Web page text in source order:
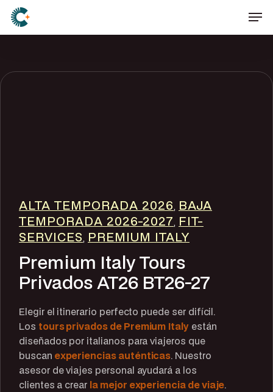
Skip
main
ALTA TEMPORADA 2026, BAJA
TEMPORADA 2026-2027, FIT-
SERVICES, PREMIUM ITALY
Premium Italy Tours
Privados AT26 BT26-27
Elegir el itinerario perfecto puede ser difícil.
Los tours privados de Premium Italy están
diseñados por italianos para viajeros que
buscan experiencias auténticas. Nuestro
asesor de viajes personal ayudará a los
clientes a crear la mejor experiencia de viaje.